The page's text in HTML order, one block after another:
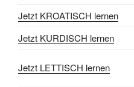
Jetzt KROATISCH lernen
Jetzt KURDISCH lernen
Jetzt LETTISCH lernen